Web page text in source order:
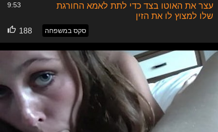
עצר את האוטו בצד כדי לתת לאמא החורגת
שלו למצוץ לו את הזין
9:53
סקס במשפחה 188